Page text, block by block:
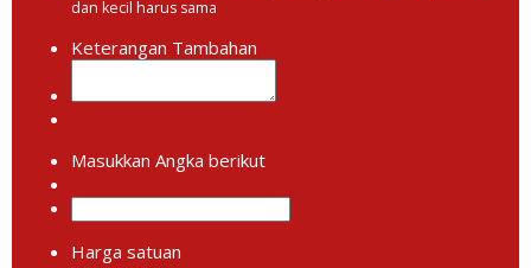
dan kecil harus sama
Keterangan Tambahan
Masukkan Angka berikut
Harga satuan